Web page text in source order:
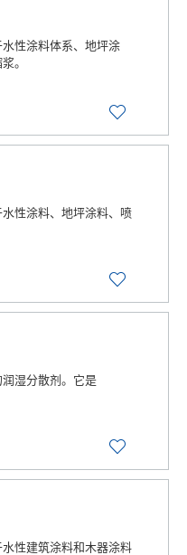
性涂料体系、地坪涂
。
性涂料、地坪涂料、喷
湿分散剂。它是
性建筑涂料和木器涂料